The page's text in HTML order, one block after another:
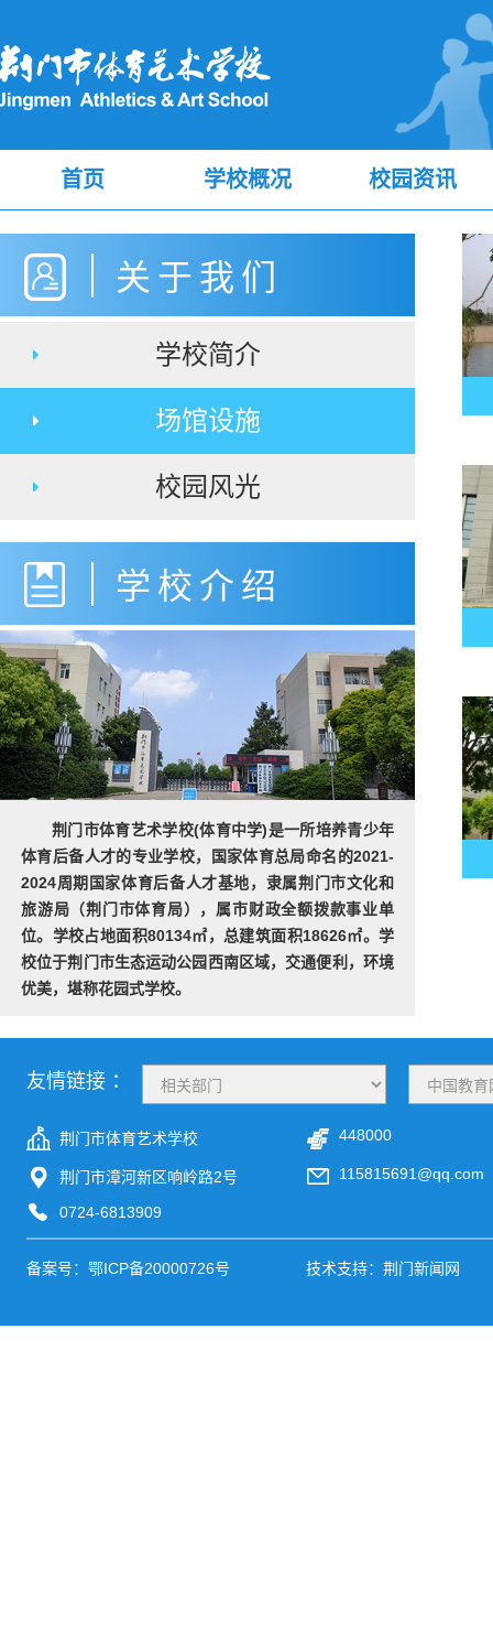
首页 学校概况 校园资讯
关于我们
学校简介
场馆设施
校园风光
学校介绍
荆门市体育艺术学校(体育中学)是一所培养青少年
体育后备人才的专业学校，国家体育总局命名的2021-
2024周期国家体育后备人才基地，隶属荆门市文化和
旅游局（荆门市体育局），属市财政全额拨款事业单
位。学校占地面积80134㎡，总建筑面积18626㎡。学
校位于荆门市生态运动公园西南区域，交通便利，环境
优美，堪称花园式学校。
友情链接 ：
荆门市体育艺术学校 448000
荆门市漳河新区响岭路2号 115815691@qq.com
0724-6813909
备案号： 鄂ICP备20000726号 技术支持：荆门新闻网